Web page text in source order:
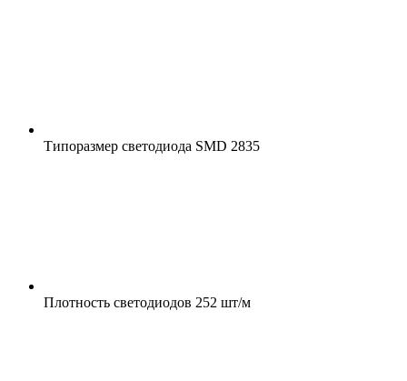
Типоразмер светодиода SMD 2835
Плотность светодиодов 252 шт/м